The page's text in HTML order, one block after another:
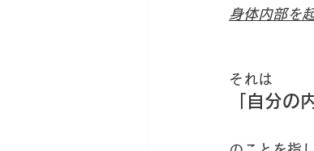
身体内部を
それは
「自分の